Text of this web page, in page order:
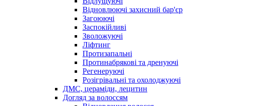
Відновлюючі захисний бар'єр
Загоюючі
Заспокійливі
Зволожуючі
Ліфтинг
Протизапальні
Протинабрякові та дренуючі
Регенеруючі
Розігрівальні та охолоджуючі
ДМС, цераміди, лецитин
Догляд за волоссям